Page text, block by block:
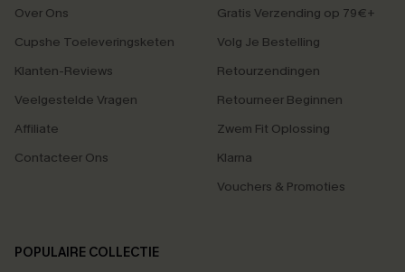
Over Ons
Cupshe Toeleveringsketen
Klanten-Reviews
Veelgestelde Vragen
Affiliate
Contacteer Ons
Gratis Verzending op 79€+
Volg Je Bestelling
Retourzendingen
Retourneer Beginnen
Zwem Fit Oplossing
Klarna
Vouchers & Promoties
POPULAIRE COLLECTIE